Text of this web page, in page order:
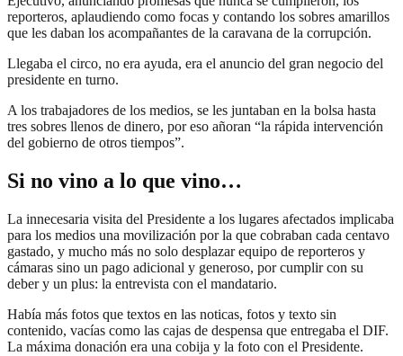
reporteros, aplaudiendo como focas y contando los sobres amarillos
que les daban los acompañantes de la caravana de la corrupción.
Llegaba el circo, no era ayuda, era el anuncio del gran negocio del
presidente en turno.
A los trabajadores de los medios, se les juntaban en la bolsa hasta
tres sobres llenos de dinero, por eso añoran “la rápida intervención
del gobierno de otros tiempos”.
Si no vino a lo que vino…
La innecesaria visita del Presidente a los lugares afectados implicaba
para los medios una movilización por la que cobraban cada centavo
gastado, y mucho más no solo desplazar equipo de reporteros y
cámaras sino un pago adicional y generoso, por cumplir con su
deber y un plus: la entrevista con el mandatario.
Había más fotos que textos en las noticas, fotos y texto sin
contenido, vacías como las cajas de despensa que entregaba el DIF.
La máxima donación era una cobija y la foto con el Presidente.